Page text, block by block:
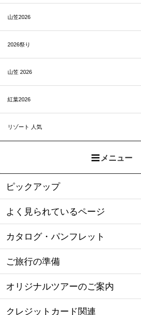
山笠2026
2026祭り
山笠 2026
紅葉2026
リゾート 人気
メニュー
ピックアップ
よく見られているページ
カタログ・パンフレット
ご旅行の準備
オリジナルツアーのご案内
クレジットカード関連